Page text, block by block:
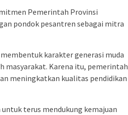
Pemerintah Provinsi
pondok pesantren sebagai mitra
karakter generasi muda
masyarakat. Karena itu, pemerintah
meningkatkan kualitas pendidikan
terus mendukung kemajuan